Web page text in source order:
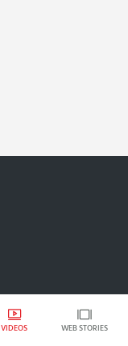
VIDEOS WEB STORIES